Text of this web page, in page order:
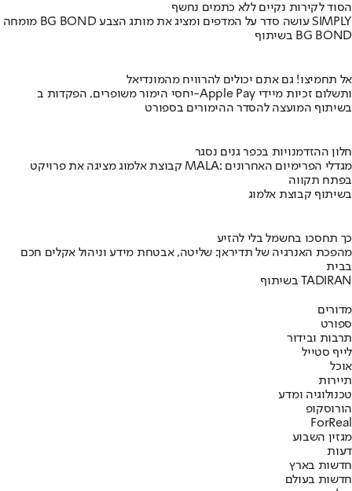
הסוד לקירות נקיים ללא כתמים נחשף
מומחה BG BOND עושה סדר על המדפים ומציג את מותג הצבע SIMPLY
בשיתוף BG BOND
אל תחמיצו! גם אתם יכולים להרוויח מהמונדיאל
יחסי הימור משופרים, הפקדות ב-Apple Pay ותשלום זכיות מיידי
בשיתוף המועצה להסדר ההימורים בספורט
חלון ההזדמנויות בכפר גנים נסגר
קבוצת אלמוג מציגה את פרויקט MALA: מגדלי הפרימיום האחרונים
בפתח תקווה
בשיתוף קבוצת אלמוג
כך תחסכו בחשמל בלי להזיע
מהפכת האנרגיה של תדיראן: שליטה, אבטחת מידע וניהול אקלים חכם
בבית
בשיתוף TADIRAN
מדורים
ספורט
תרבות ובידור
לייף סטייל
אוכל
תיירות
טכנולוגיה ומדע
הורוסקופ
ForReal
מגזין השבוע
דעות
חדשות בארץ
חדשות בעולם